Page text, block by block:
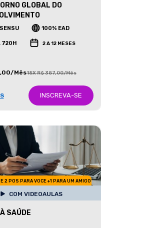
GLOBAL DO
100% EAD
720H 2 A 12 MESES
Mês18X R$ 387,00/Mês
INSCREVA-SE
2 POS PARA VOCE +1 PARA UM AMIGO
COM VIDEOAULAS
SAÚDE